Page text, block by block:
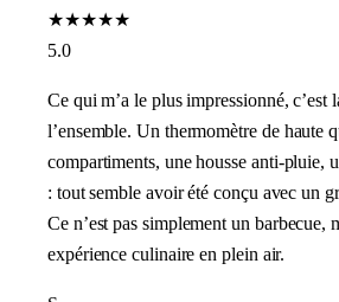
★★★★★
5.0
Ce qui m’a le plus impressionné, c’est
l’ensemble. Un thermomètre de haute
compartiments, une housse anti-pluie,
: tout semble avoir été conçu avec un
Ce n’est pas simplement un barbecue,
expérience culinaire en plein air.